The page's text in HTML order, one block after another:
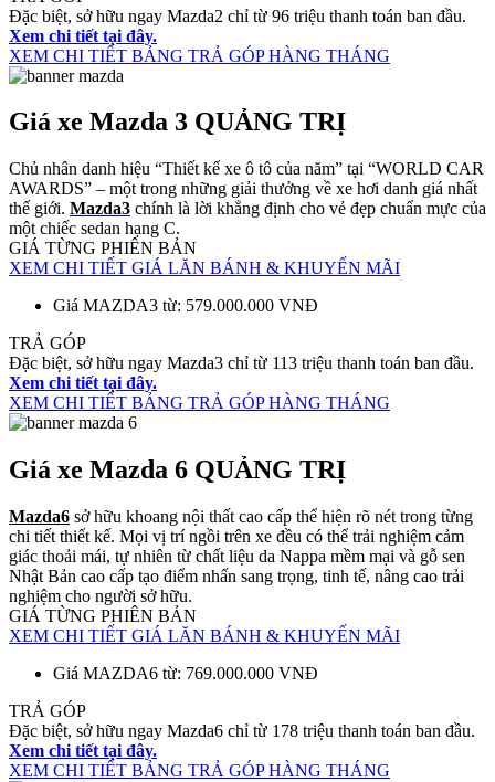
Đặc biệt, sở hữu ngay Mazda2 chỉ từ 96 triệu thanh toán ban đầu.
Xem chi tiết tại đây.
XEM CHI TIẾT BẢNG TRẢ GÓP HÀNG THÁNG
Giá xe Mazda 3 QUẢNG TRỊ
Chủ nhân danh hiệu “Thiết kế xe ô tô của năm” tại “WORLD CAR
AWARDS” – một trong những giải thưởng về xe hơi danh giá nhất
thế giới. Mazda3 chính là lời khẳng định cho vẻ đẹp chuẩn mực của
một chiếc sedan hạng C.
GIÁ TỪNG PHIÊN BẢN
XEM CHI TIẾT GIÁ LĂN BÁNH & KHUYẾN MÃI
Giá MAZDA3 từ: 579.000.000 VNĐ
TRẢ GÓP
Đặc biệt, sở hữu ngay Mazda3 chỉ từ 113 triệu thanh toán ban đầu.
Xem chi tiết tại đây.
XEM CHI TIẾT BẢNG TRẢ GÓP HÀNG THÁNG
Giá xe Mazda 6 QUẢNG TRỊ
Mazda6 sở hữu khoang nội thất cao cấp thể hiện rõ nét trong từng
chi tiết thiết kế. Mọi vị trí ngồi trên xe đều có thể trải nghiệm cảm
giác thoải mái, tự nhiên từ chất liệu da Nappa mềm mại và gỗ sen
Nhật Bản cao cấp tạo điểm nhấn sang trọng, tinh tế, nâng cao trải
nghiệm cho người sở hữu.
GIÁ TỪNG PHIÊN BẢN
XEM CHI TIẾT GIÁ LĂN BÁNH & KHUYẾN MÃI
Giá MAZDA6 từ: 769.000.000 VNĐ
TRẢ GÓP
Đặc biệt, sở hữu ngay Mazda6 chỉ từ 178 triệu thanh toán ban đầu.
Xem chi tiết tại đây.
XEM CHI TIẾT BẢNG TRẢ GÓP HÀNG THÁNG